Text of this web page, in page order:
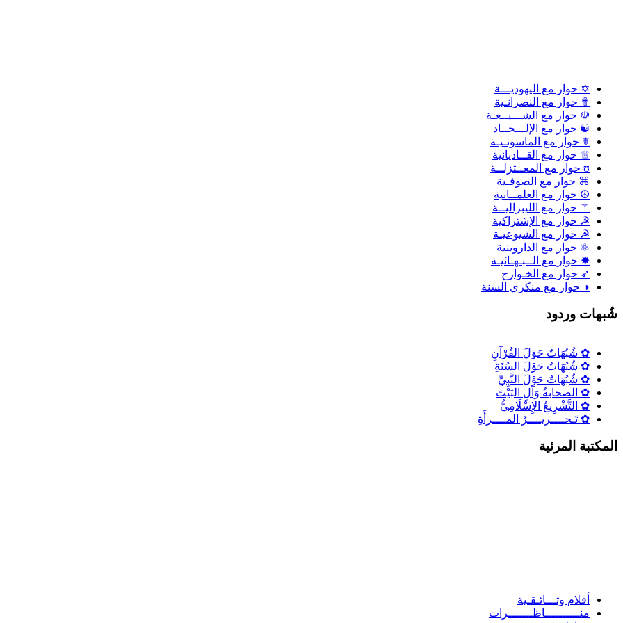
✡ حوار مع اليهوديـــة
✟ حوار مع النصرانـية
☫ حوار مع الشـــيــعـة
☯ حوار مع الإلـــحــاد
☤ حوار مع الماسونـيـة
♕ حوار مع القــاديانية
ʊ حوار مع المعــتزلــة
⌘ حوار مع الصوفـية
☮ حوار مع العلمــانية
⚚ حوار مع الليبراليــة
☭ حوار مع الإشتراكية
☭ حوار مع الشيوعيـة
⚛ حوار مع الداروينية
✸ حوار مع الــبـهـائيـة
➶ حوار مع الخـوارج
◑ حوار مع منكري السنة
شٌبهات وردود
✿ شُبُهَاتٌ حَوْلَ القُرْآنِ
✿ شُبُهَاتٌ حَوْلَ السُنَةِ
✿ شُبُهَاتٌ حَوْلَ النَّبِيِّ
✿ الصحابةُ وَآلِ البَيْتَ
✿ التَّشْرِيعُ الإِسْلَامِيُّ
✿ تَـحــــريــــرُ المــــرأَةِ
المكتبة المرئية
أفلام وثـــائـقـية
منــــــــــاظـــــــرات